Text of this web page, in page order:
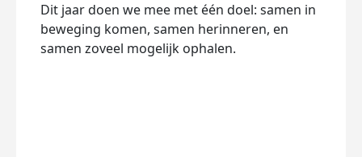
Dit jaar doen we mee met één doel: samen in
beweging komen, samen herinneren, en
samen zoveel mogelijk ophalen.